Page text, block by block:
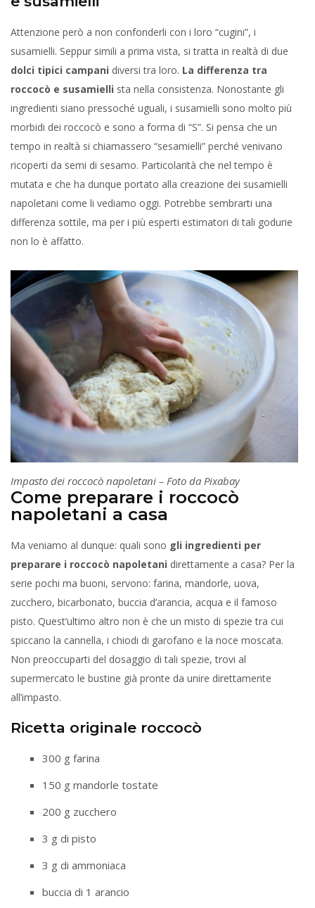
Attenzione però a non confonderli con i loro “cugini”, i
susamielli. Seppur simili a prima vista, si tratta in realtà di due
dolci tipici campani diversi tra loro. La differenza tra
roccocò e susamielli sta nella consistenza. Nonostante gli
ingredienti siano pressoché uguali, i susamielli sono molto più
morbidi dei roccocò e sono a forma di “S”. Si pensa che un
tempo in realtà si chiamassero “sesamielli” perché venivano
ricoperti da semi di sesamo. Particolarità che nel tempo è
mutata e che ha dunque portato alla creazione dei susamielli
napoletani come li vediamo oggi. Potrebbe sembrarti una
differenza sottile, ma per i più esperti estimatori di tali godurie
non lo è affatto.
Impasto dei roccocò napoletani – Foto da Pixabay
Come preparare i roccocò
napoletani a casa
Ma veniamo al dunque: quali sono gli ingredienti per
preparare i roccocò napoletani direttamente a casa? Per la
serie pochi ma buoni, servono: farina, mandorle, uova,
zucchero, bicarbonato, buccia d’arancia, acqua e il famoso
pisto. Quest’ultimo altro non è che un misto di spezie tra cui
spiccano la cannella, i chiodi di garofano e la noce moscata.
Non preoccuparti del dosaggio di tali spezie, trovi al
supermercato le bustine già pronte da unire direttamente
all’impasto.
Ricetta originale roccocò
300 g farina
150 g mandorle tostate
200 g zucchero
3 g di pisto
3 g di ammoniaca
buccia di 1 arancio